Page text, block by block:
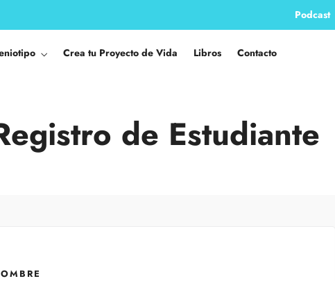
Podcast
Crea tu Proyecto de Vida Libros Contacto
de Estudiante